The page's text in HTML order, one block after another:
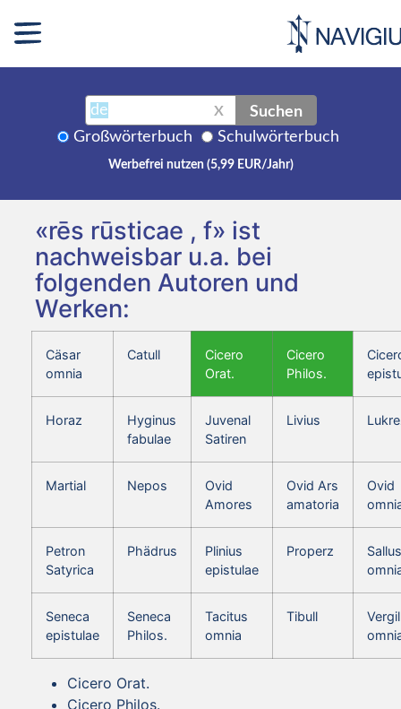
X Suchen
Großwörterbuch Schulwörterbuch
Werbefrei nutzen (5,99 EUR/Jahr)
«rēs rūsticae , f» ist
nachweisbar u.a. bei
folgenden Autoren und
Werken:
Cäsar
omnia
Catull
Cicero
Orat.
Cicero
Philos.
Horaz
Hyginus
fabulae
Juvenal
Satiren
Livius
Martial Nepos
Ovid
Amores
Ovid Ars
amatoria
Ovid
Petron
Satyrica
Phädrus
Plinius
epistulae
Properz
Seneca
epistulae
Seneca
Philos.
Tacitus
omnia
Tibull
Vergil
Cicero Orat.
Cicero Philos.